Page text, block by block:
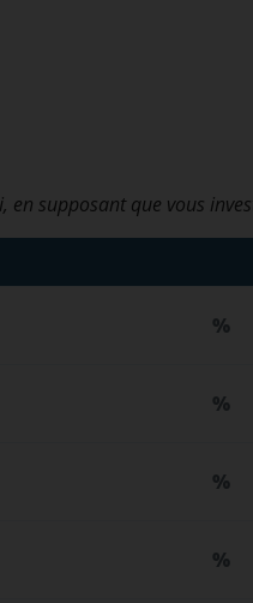
supposant que vous
%
%
%
%